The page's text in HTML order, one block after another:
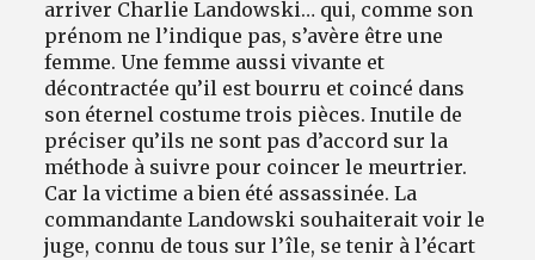
arriver Charlie Landowski… qui, comme son
prénom ne l’indique pas, s’avère être une
femme. Une femme aussi vivante et
décontractée qu’il est bourru et coincé dans
son éternel costume trois pièces. Inutile de
préciser qu’ils ne sont pas d’accord sur la
méthode à suivre pour coincer le meurtrier.
Car la victime a bien été assassinée. La
commandante Landowski souhaiterait voir le
juge, connu de tous sur l’île, se tenir à l’écart